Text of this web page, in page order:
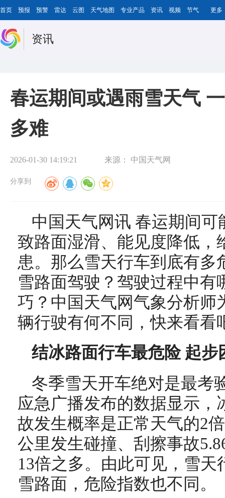
首页 预报 预警 雷达 云图 天气地图 专业产品 资讯 视频 节气 更多
资讯
春运期间或遇雨雪天气
多难
2026-01-30 14:19:21 来源： 中国天气网
分享到
中国天气网讯 春运期间
致路面湿滑、能见度降低，
患。那么雪天行车到底有多
雪路面驾驶？驾驶过程中有
巧？中国天气网气象分析师
辆行驶有何不同，快来看看
结冰路面行车最危险 起步
冬季雪天开车绝对是最考
应急广播发布的数据显示，
故发生概率是正常天气的2
公里发生碰撞、刮擦事故
13倍之多。由此可见，雪
雪路面，危险指数也不同。